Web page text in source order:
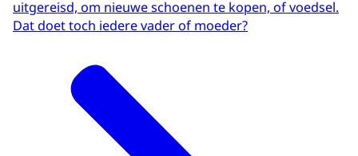
uitgereisd, om nieuwe schoenen te kopen, of voedsel.
Dat doet toch iedere vader of moeder?